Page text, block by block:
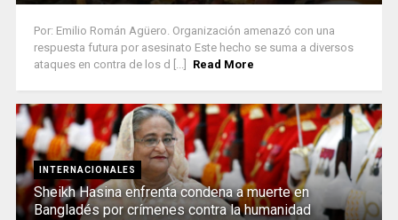
Por: Emilio Román Agüero. Organización amenazó con una
respuesta futura por asesinato Este hecho se suma a diversos
ataques en contra de los d [...]
Read More
INTERNACIONALES
Sheikh Hasina enfrenta condena a muerte en
Bangladés por crímenes contra la humanidad